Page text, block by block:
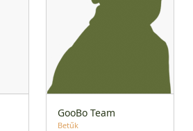
GooBo Team
Betűk